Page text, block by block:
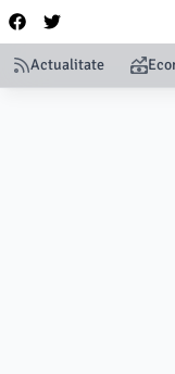
Actualitate